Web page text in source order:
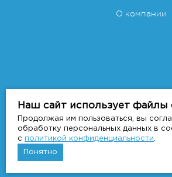
О компании
Copyright 2011-2026 ©
Интернет-магазин "На
Наш сайт использует файлы
Продолжая им пользоваться, вы
обработку персональных данных в
с политикой конфиденциальности
Понятно